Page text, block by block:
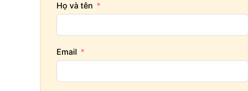
Họ và tên
Email